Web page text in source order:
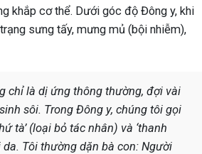
khắp cơ thể. Dưới góc độ Đông y, khi
sưng tấy, mưng mủ (bội nhiễm),
chỉ là dị ứng thông thường, đợi vài
sôi. Trong Đông y, chúng tôi gọi
tà’ (loại bỏ tác nhân) và ‘thanh
Tôi thường dặn bà con: Người